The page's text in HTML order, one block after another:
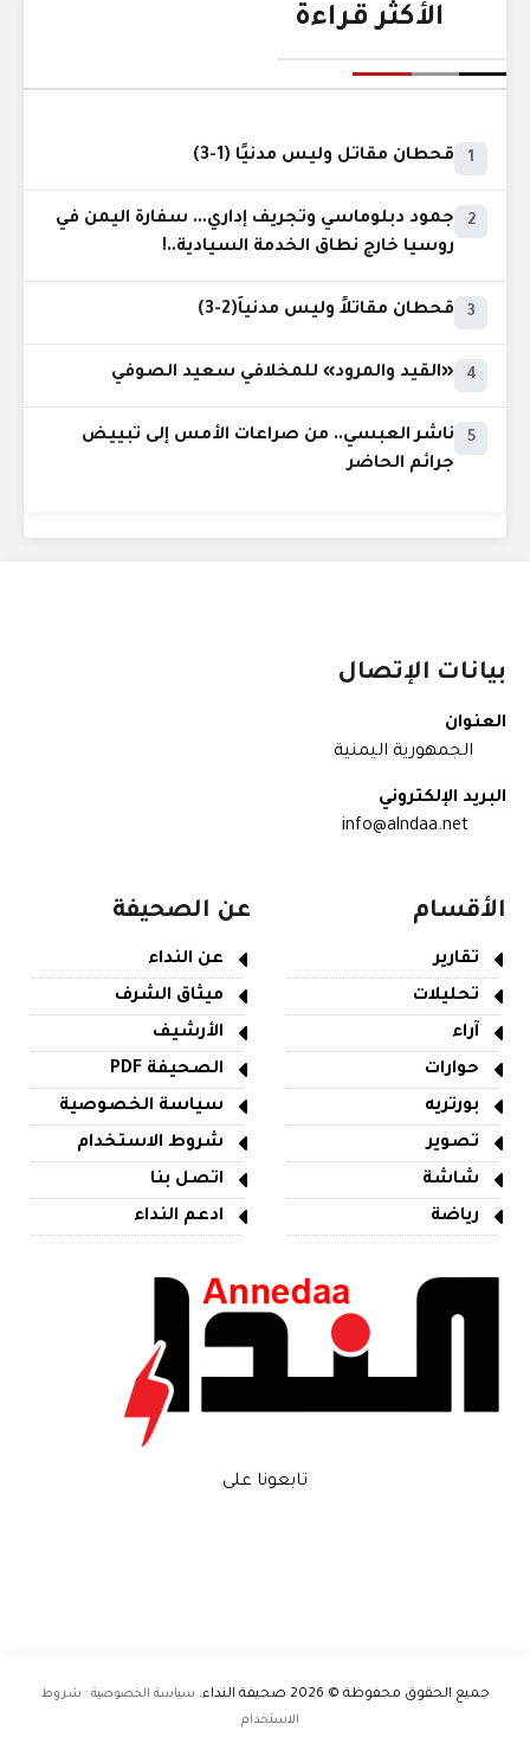
الأكثر قراءة
1 قحطان مقاتل وليس مدنيًا (1-3)
2
جمود دبلوماسي وتجريف إداري... سفارة اليمن في
روسيا خارج نطاق الخدمة السيادية..!
3 قحطان مقاتلاً وليس مدنياً(2-3)
4 «القيد والمرود» للمخلافي سعيد الصوفي
5
ناشر العبسي.. من صراعات الأمس إلى تبييض
جرائم الحاضر
بيانات الإتصال
العنوان
الجمهورية اليمنية
البريد الإلكتروني
info@alndaa.net
الأقسام
تقارير
تحليلات
آراء
حوارات
بورتريه
تصوير
شاشة
رياضة
عن الصحيفة
عن النداء
ميثاق الشرف
الأرشيف
الصحيفة PDF
سياسة الخصوصية
شروط الاستخدام
اتصل بنا
ادعم النداء
تابعونا على
جميع الحقوق محفوظة © 2026 صحيفة النداء. سياسة الخصوصية · شروط
الاستخدام